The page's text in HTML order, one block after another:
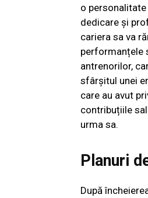
o
dedicare și
cariera sa va
performanțele
antrenorilor,
sfârșitul unei
care au avut
contribuțiile
urma sa.
Planuri
După